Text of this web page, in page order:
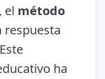
el método
respuesta
ha